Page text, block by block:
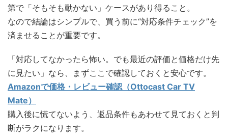
第で「そもそも動かない」ケースがあり得ること。
なので結論はシンプルで、買う前に“対応条件チェック”を
済ませることが重要です。
「対応してなかったら怖い。でも最近の評価と価格だけ先
に見たい」なら、まずここで確認しておくと安心です。
Amazonで価格・レビュー確認（Ottocast Car TV
Mate）
購入後に慌てないよう、返品条件もあわせて見ておくと判
断がラクになります。